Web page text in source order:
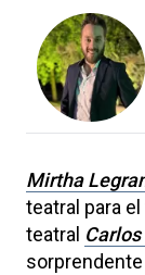
Mirtha
teatral para
teatral